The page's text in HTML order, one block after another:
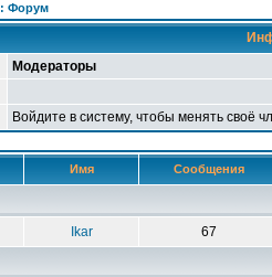
Форум
Модераторы
Войдите в систему, чтобы менять своё
Имя Сообщения
Ikar
67